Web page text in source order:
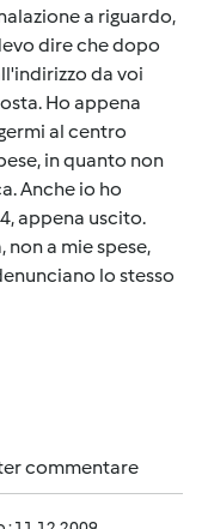
a riguardo,
dire che dopo
da voi
Ho appena
al centro
in quanto non
Anche io ho
appena uscito.
a mie spese,
lo stesso
commentare